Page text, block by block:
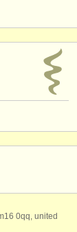
0qq, united